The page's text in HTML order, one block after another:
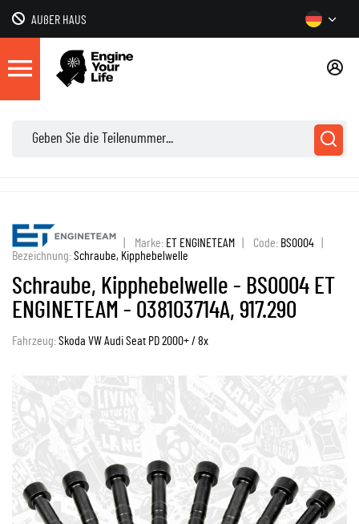
AUßER HAUS
Marke: ET ENGINETEAM Code: BS0004
Bezeichnung:Schraube, Kipphebelwelle
Schraube, Kipphebelwelle - BS0004 ET
ENGINETEAM - 038103714A, 917.290
Fahrzeug:Skoda VW Audi Seat PD 2000+ / 8x